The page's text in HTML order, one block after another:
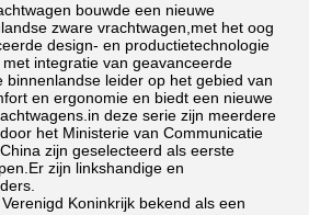
bouwde een nieuwe
zware vrachtwagen,met het oog
design- en productietechnologie
integratie van geavanceerde
binnenlandse leider op het gebied van
en ergonomie en biedt een nieuwe
deze serie zijn meerdere
het Ministerie van Communicatie
zijn geselecteerd als eerste
zijn linkshandige en
Koninkrijk bekend als een